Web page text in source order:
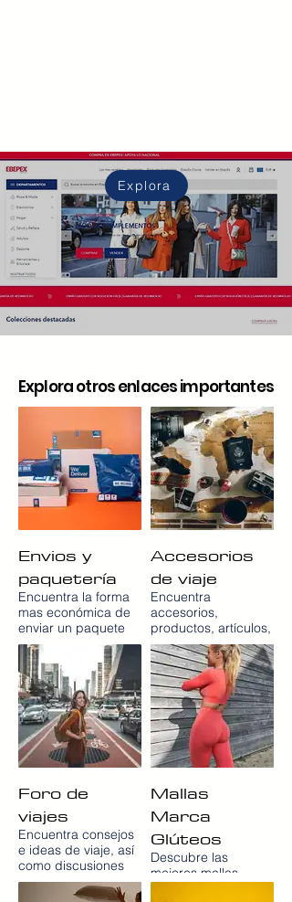
Explora
Explora otros enlaces importantes
Envios y
paquetería
Encuentra la forma
mas económica de
enviar un paquete
nacional e
internacional con el
servicio de
paqueteria express
y servicio de
mensajería low cost
en España EBEP
Express con
servicios de
Accesorios
de viaje
Encuentra
accesorios,
productos, artículos,
gadgets y cosas de
viaje para viajar con
la mente tranquila y
con total comodidad
a precios muy bajos
en la tienda de
artículos de viaje
Para ir de
Vacaciones
Foro de
viajes
Encuentra consejos
e ideas de viaje, así
como discusiones
sobre sitios, lugares,
chollos y consejos
Mallas
Marca
Glúteos
Descubre las
mejores mallas
marca glúteos en